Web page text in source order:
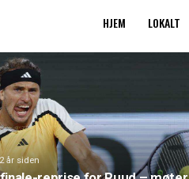
HJEM LOKALT
år siden